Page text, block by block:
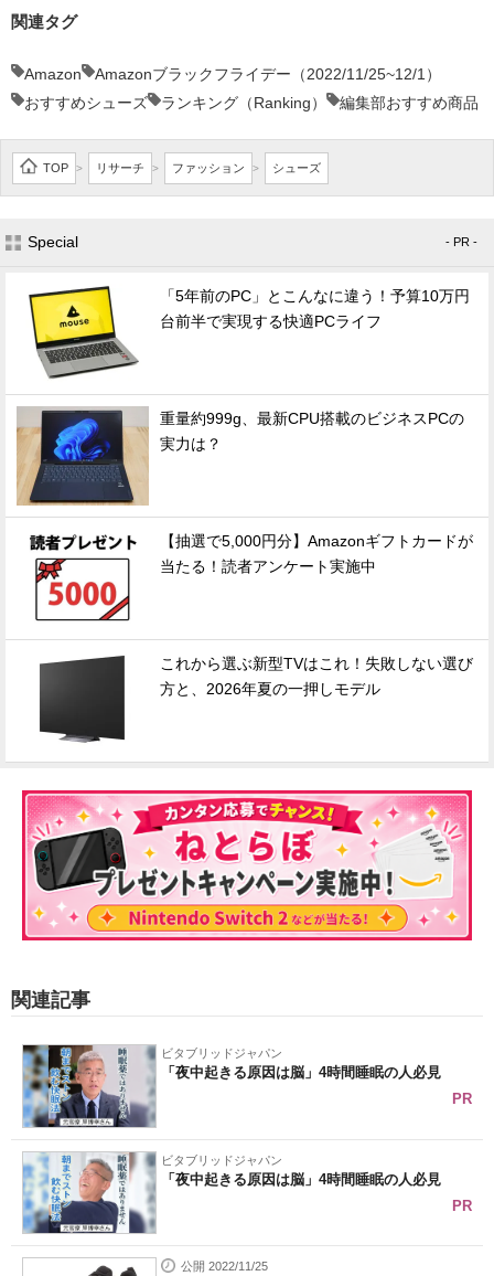
関連タグ
Amazon
Amazonブラックフライデー（2022/11/25~12/1）
おすすめシューズ
ランキング（Ranking） 編集部おすすめ商品
TOP > リサーチ > ファッション > シューズ
Special - PR -
「5年前のPC」とこんなに違う！予算10万円
台前半で実現する快適PCライフ
重量約999g、最新CPU搭載のビジネスPCの
実力は？
【抽選で5,000円分】Amazonギフトカードが
当たる！読者アンケート実施中
これから選ぶ新型TVはこれ！失敗しない選び
方と、2026年夏の一押しモデル
関連記事
ビタブリッドジャパン
「夜中起きる原因は脳」4時間睡眠の人必見
PR
ビタブリッドジャパン
「夜中起きる原因は脳」4時間睡眠の人必見
PR
公開 2022/11/25